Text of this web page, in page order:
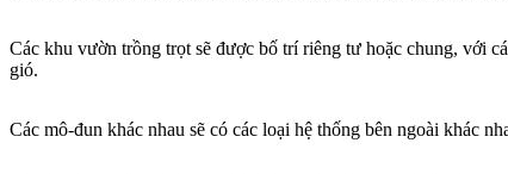
Các khu vườn trồng trọt sẽ được bố trí riêng tư hoặc chung, với
gió.
Các mô-đun khác nhau sẽ có các loại hệ thống bên ngoài khác